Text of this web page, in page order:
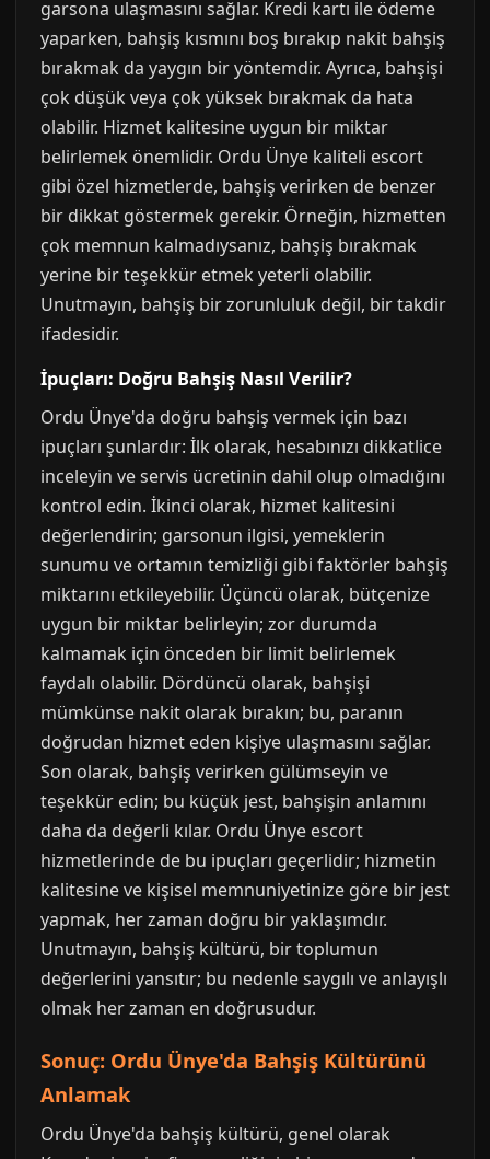
garsona ulaşmasını sağlar. Kredi kartı ile ödeme
yaparken, bahşiş kısmını boş bırakıp nakit bahşiş
bırakmak da yaygın bir yöntemdir. Ayrıca, bahşişi
çok düşük veya çok yüksek bırakmak da hata
olabilir. Hizmet kalitesine uygun bir miktar
belirlemek önemlidir. Ordu Ünye kaliteli escort
gibi özel hizmetlerde, bahşiş verirken de benzer
bir dikkat göstermek gerekir. Örneğin, hizmetten
çok memnun kalmadıysanız, bahşiş bırakmak
yerine bir teşekkür etmek yeterli olabilir.
Unutmayın, bahşiş bir zorunluluk değil, bir takdir
ifadesidir.
İpuçları: Doğru Bahşiş Nasıl Verilir?
Ordu Ünye'da doğru bahşiş vermek için bazı
ipuçları şunlardır: İlk olarak, hesabınızı dikkatlice
inceleyin ve servis ücretinin dahil olup olmadığını
kontrol edin. İkinci olarak, hizmet kalitesini
değerlendirin; garsonun ilgisi, yemeklerin
sunumu ve ortamın temizliği gibi faktörler bahşiş
miktarını etkileyebilir. Üçüncü olarak, bütçenize
uygun bir miktar belirleyin; zor durumda
kalmamak için önceden bir limit belirlemek
faydalı olabilir. Dördüncü olarak, bahşişi
mümkünse nakit olarak bırakın; bu, paranın
doğrudan hizmet eden kişiye ulaşmasını sağlar.
Son olarak, bahşiş verirken gülümseyin ve
teşekkür edin; bu küçük jest, bahşişin anlamını
daha da değerli kılar. Ordu Ünye escort
hizmetlerinde de bu ipuçları geçerlidir; hizmetin
kalitesine ve kişisel memnuniyetinize göre bir jest
yapmak, her zaman doğru bir yaklaşımdır.
Unutmayın, bahşiş kültürü, bir toplumun
değerlerini yansıtır; bu nedenle saygılı ve anlayışlı
olmak her zaman en doğrusudur.
Sonuç: Ordu Ünye'da Bahşiş Kültürünü
Anlamak
Ordu Ünye'da bahşiş kültürü, genel olarak